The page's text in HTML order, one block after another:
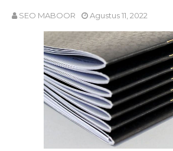
SEO MABOOR Agustus 11, 2022